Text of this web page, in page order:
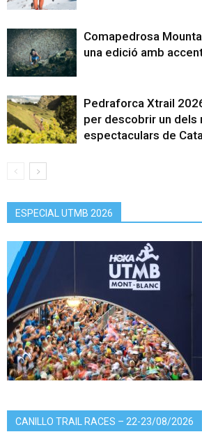
Comapedrosa
una edició amb
Pedraforca Xtrail
per descobrir un dels
espectaculars de
ESPECIAL UTMB 2026
CANILLO TRAIL RACES – 22-23/08/2026